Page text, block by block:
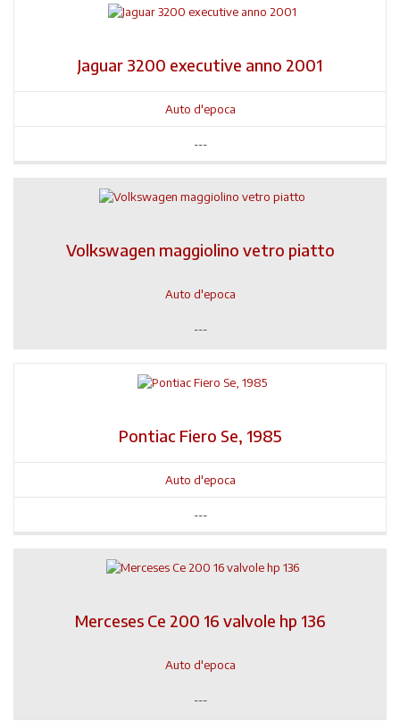
Jaguar 3200 executive anno 2001
Auto d'epoca
---
Volkswagen maggiolino vetro piatto
Auto d'epoca
---
Pontiac Fiero Se, 1985
Auto d'epoca
---
Merceses Ce 200 16 valvole hp 136
Auto d'epoca
---